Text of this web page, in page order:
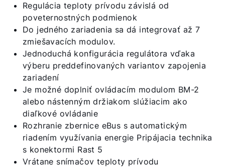
Regulácia teploty prívodu závislá od
poveternostných podmienok
Do jedného zariadenia sa dá integrovať až 7
zmiešavacích modulov.
Jednoduchá konfigurácia regulátora vďaka
výberu preddefinovaných variantov zapojenia
zariadení
Je možné doplniť ovládacím modulom BM-2
alebo nástenným držiakom slúžiacim ako
diaľkové ovládanie
Rozhranie zbernice eBus s automatickým
riadením využívania energie Pripájacia technika
s konektormi Rast 5
Vrátane snímačov teploty prívodu
Dôležité odkazy
Kontakty
Servisný portál
WOLF Akadémia